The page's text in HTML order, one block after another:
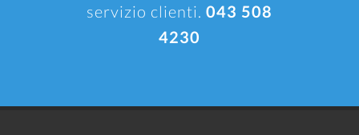
servizio clienti. 043 508
4230